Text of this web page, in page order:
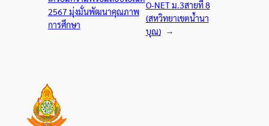
2567 มุ่งมั่นพัฒนาคุณภาพ
การศึกษา
O-NET ม.3สายที่ 8
(สหวิทยาเขตน้ำนา
บุณ) →